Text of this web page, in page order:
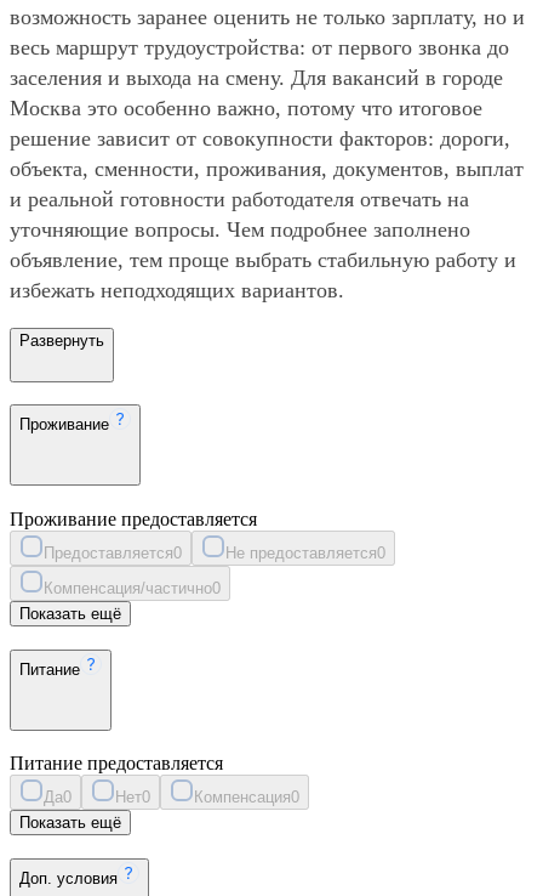
возможность заранее оценить не только зарплату, но и
весь маршрут трудоустройства: от первого звонка до
заселения и выхода на смену. Для вакансий в городе
Москва это особенно важно, потому что итоговое
решение зависит от совокупности факторов: дороги,
объекта, сменности, проживания, документов, выплат
и реальной готовности работодателя отвечать на
уточняющие вопросы. Чем подробнее заполнено
объявление, тем проще выбрать стабильную работу и
избежать неподходящих вариантов.
Развернуть
Проживание
Проживание предоставляется
Предоставляется0 Не предоставляется0
Компенсация/частично0
Показать ещё
Питание
Питание предоставляется
Да0 Нет0 Компенсация0
Показать ещё
Доп. условия